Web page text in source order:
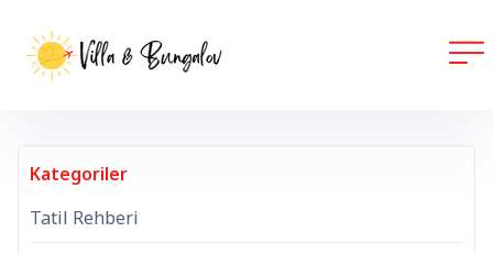
Kategoriler
Tatil Rehberi